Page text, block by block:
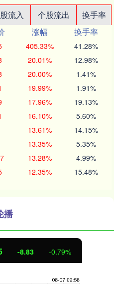
流入 个股流出
换手率
涨幅
换手率
405.33% 41.28%
20.01% 12.98%
20.00% 1.41%
19.99% 1.91%
17.96% 19.13%
16.10% 5.60%
13.61% 14.15%
13.35% 5.35%
13.28% 4.99%
12.35% 15.48%
播
-8.83 -0.79%